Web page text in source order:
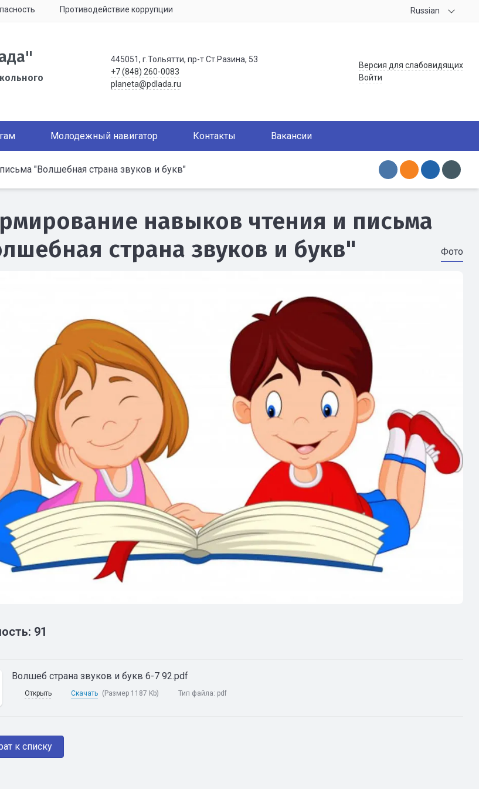
Противодействие коррупции Russian
445051, г.Тольятти, пр-т Ст.Разина, 53
+7 (848) 260-0083
planeta@pdlada.ru
Версия для слабовидящих
Войти
Молодежный навигатор Контакты Вакансии
"Волшебная страна звуков и букв"
навыков чтения и письма
страна звуков и букв"
Фото
91
Волшеб страна звуков и букв 6-7 92.pdf
Открыть Скачать (Размер 1187 Kb) Тип файла: pdf
к списку